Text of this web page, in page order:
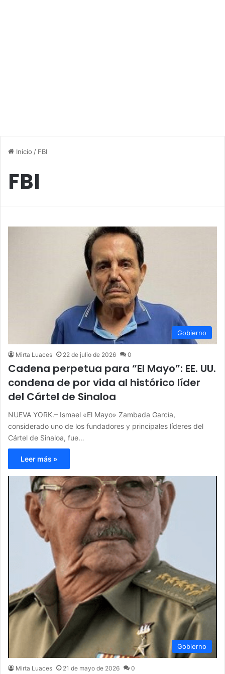
Inicio / FBI
FBI
Gobierno
Mirta Luaces 22 de julio de 2026 0
Cadena perpetua para “El Mayo”: EE. UU.
condena de por vida al histórico líder
del Cártel de Sinaloa
NUEVA YORK.– Ismael «El Mayo» Zambada García,
considerado uno de los fundadores y principales líderes del
Cártel de Sinaloa, fue…
Leer más »
Gobierno
Mirta Luaces 21 de mayo de 2026 0